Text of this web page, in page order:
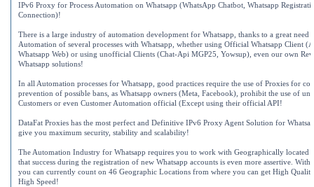
IPv6 Proxy for Process Automation on Whatsapp (WhatsApp Chatbot, Whatsapp
Connection)!
There is a large industry of automation development for Whatsapp, thanks to a great need
Automation of several processes with Whatsapp, whether using Official Whatsapp Client
Whatsapp Web) or using unofficial Clients (Chat-Api MGP25, Yowsup), even our own
Whatsapp solutions!
In all Automation processes for Whatsapp, good practices require the use of Proxies for
prevention of possible bans, as Whatsapp owners (Meta, Facebook), prohibit the use of
Customers or even Customer Automation official (Except using their official API!
DataFat Proxies has the most perfect and Definitive IPv6 Proxy Agent Solution for
give you maximum security, stability and scalability!
The Automation Industry for Whatsapp requires you to work with Geographically located
that success during the registration of new Whatsapp accounts is even more assertive. With
you can currently count on 46 Geographic Locations from where you can get High
High Speed!